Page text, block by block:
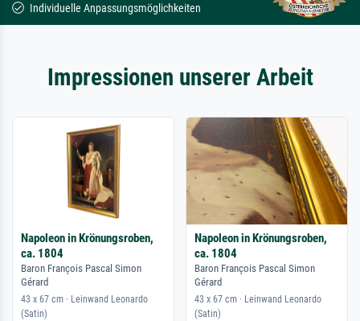
Individuelle Anpassungsmöglichkeiten
Impressionen unserer Arbeit
Napoleon in Krönungsroben,
ca. 1804
Baron François Pascal Simon
Gérard
43 x 67 cm · Leinwand Leonardo
(Satin)
Napoleon in Krönungsroben,
ca. 1804
Baron François Pascal Simon
Gérard
43 x 67 cm · Leinwand Leonardo
(Satin)